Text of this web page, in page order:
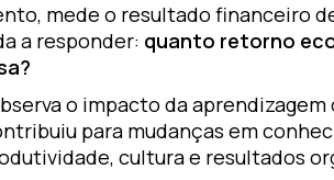
mede o resultado financeiro
a responder: quanto retorno
o impacto da
para mudanças em
cultura e resultados